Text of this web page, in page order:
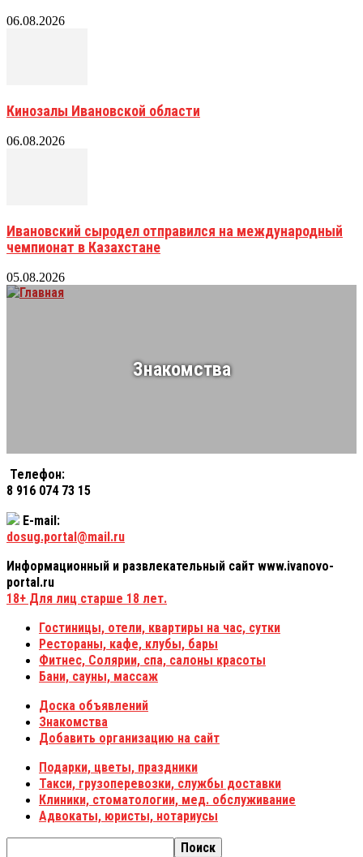
06.08.2026
Кинозалы Ивановской области
06.08.2026
Ивановский сыродел отправился на международный
чемпионат в Казахстане
05.08.2026
Знакомства
Телефон:
8 916 074 73 15
E-mail:
dosug.portal@mail.ru
Информационный и развлекательный сайт www.ivanovo-
portal.ru
18+ Для лиц старше 18 лет.
Гостиницы, отели, квартиры на час, сутки
Рестораны, кафе, клубы, бары
Фитнес, Солярии, спа, салоны красоты
Бани, сауны, массаж
Доска объявлений
Знакомства
Добавить организацию на сайт
Подарки, цветы, праздники
Такси, грузоперевозки, службы доставки
Клиники, стоматологии, мед. обслуживание
Адвокаты, юристы, нотариусы